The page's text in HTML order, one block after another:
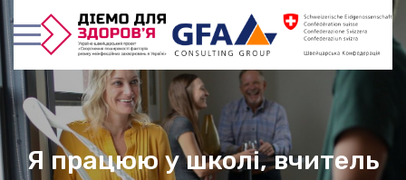
Я працюю у школі, вчитель